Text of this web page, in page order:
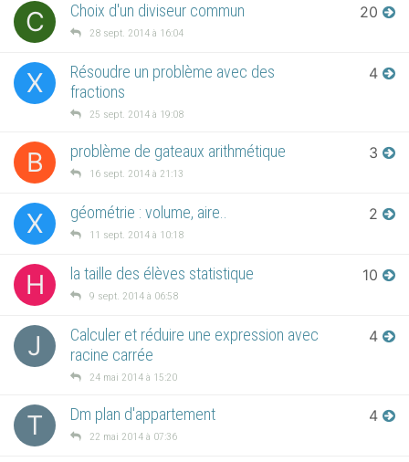
C Choix d'un diviseur commun
28 sept. 2014 à 16:04
20
X
Résoudre un problème avec des
fractions
25 sept. 2014 à 19:08
4
B problème de gateaux arithmétique
16 sept. 2014 à 21:13
3
X géométrie : volume, aire..
11 sept. 2014 à 10:18
2
H la taille des élèves statistique
9 sept. 2014 à 06:58
10
J
Calculer et réduire une expression avec
racine carrée
24 mai 2014 à 15:20
4
T Dm plan d'appartement
22 mai 2014 à 07:36
4